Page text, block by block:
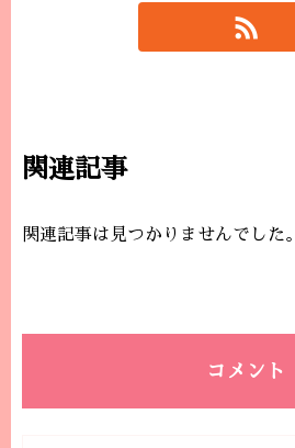
関連記事
関連記事は見つかりませんでした。
コメント